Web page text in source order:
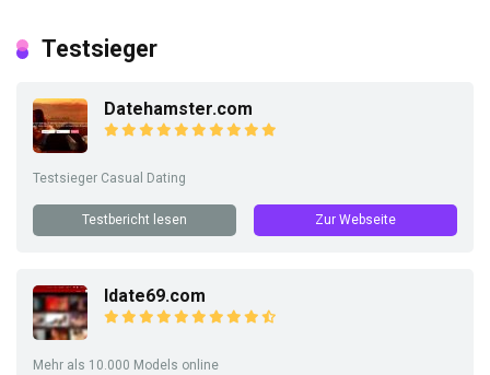
Testsieger
Datehamster.com
Testsieger Casual Dating
Testbericht lesen Zur Webseite
Idate69.com
Mehr als 10.000 Models online